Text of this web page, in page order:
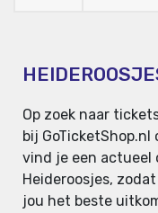
Op zoek naar
bij GoTicketShop.nl
vind je een actueel
Heideroosjes,
jou het beste